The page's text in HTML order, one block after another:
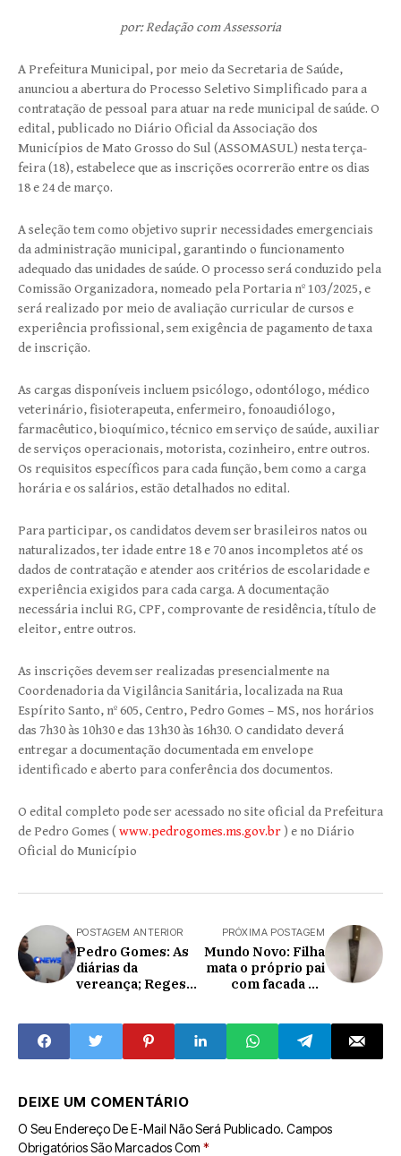
por: Redação com Assessoria
A Prefeitura Municipal, por meio da Secretaria de Saúde,
anunciou a abertura do Processo Seletivo Simplificado para a
contratação de pessoal para atuar na rede municipal de saúde. O
edital, publicado no Diário Oficial da Associação dos
Municípios de Mato Grosso do Sul (ASSOMASUL) nesta terça-
feira (18), estabelece que as inscrições ocorrerão entre os dias
18 e 24 de março.
A seleção tem como objetivo suprir necessidades emergenciais
da administração municipal, garantindo o funcionamento
adequado das unidades de saúde. O processo será conduzido pela
Comissão Organizadora, nomeado pela Portaria nº 103/2025, e
será realizado por meio de avaliação curricular de cursos e
experiência profissional, sem exigência de pagamento de taxa
de inscrição.
As cargas disponíveis incluem psicólogo, odontólogo, médico
veterinário, fisioterapeuta, enfermeiro, fonoaudiólogo,
farmacêutico, bioquímico, técnico em serviço de saúde, auxiliar
de serviços operacionais, motorista, cozinheiro, entre outros.
Os requisitos específicos para cada função, bem como a carga
horária e os salários, estão detalhados no edital.
Para participar, os candidatos devem ser brasileiros natos ou
naturalizados, ter idade entre 18 e 70 anos incompletos até os
dados de contratação e atender aos critérios de escolaridade e
experiência exigidos para cada carga. A documentação
necessária inclui RG, CPF, comprovante de residência, título de
eleitor, entre outros.
As inscrições devem ser realizadas presencialmente na
Coordenadoria da Vigilância Sanitária, localizada na Rua
Espírito Santo, nº 605, Centro, Pedro Gomes – MS, nos horários
das 7h30 às 10h30 e das 13h30 às 16h30. O candidato deverá
entregar a documentação documentada em envelope
identificado e aberto para conferência dos documentos.
O edital completo pode ser acessado no site oficial da Prefeitura
de Pedro Gomes ( www.pedrogomes.ms.gov.br ) e no Diário
Oficial do Município
POSTAGEM ANTERIOR
Pedro Gomes: As
diárias da
vereança; Reges
gasolina; fez
ataque indireto ao
PNEWS
PRÓXIMA POSTAGEM
Mundo Novo: Filha
mata o próprio pai
com facada no
dívida
DEIXE UM COMENTÁRIO
O Seu Endereço De E-Mail Não Será Publicado. Campos
Obrigatórios São Marcados Com *